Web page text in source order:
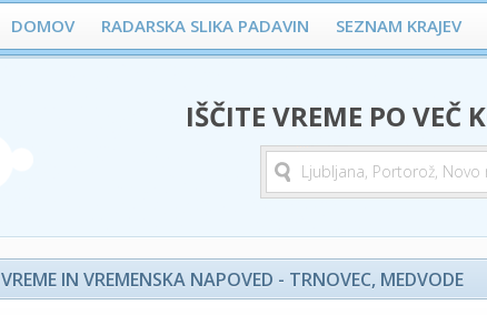
DOMOV RADARSKA SLIKA PADAVIN SEZNAM KRAJEV
IŠČITE VREME PO VEČ
VREME IN VREMENSKA NAPOVED - TRNOVEC, MEDVODE